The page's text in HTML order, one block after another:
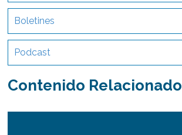
Boletines
Podcast
Contenido Relacionado